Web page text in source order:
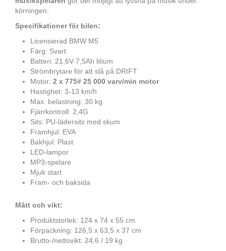
körningen.
Specifikationer för bilen:
Licensierad BMW M5
Färg: Svart
Batteri: 21,6V 7,5Ah litium
Strömbrytare för att slå på DRIFT
Motor: 2 x 775# 25 000 varv/min motor
Hastighet: 3-13 km/h
Max. belastning: 30 kg
Fjärrkontroll: 2,4G
Sits: PU-lädersits med skum
Framhjul: EVA
Bakhjul: Plast
LED-lampor
MP3-spelare
Mjuk start
Fram- och baksida
Mått och vikt:
Produktstorlek: 124 x 74 x 55 cm
Förpackning: 126,5 x 63,5 x 37 cm
Brutto-/nettovikt: 24,6 / 19 kg